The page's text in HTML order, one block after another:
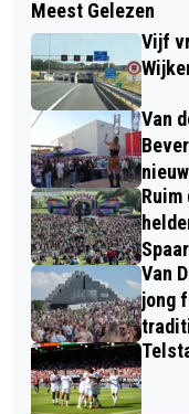
Meest Gelezen
Vijf
Van
Van
jong